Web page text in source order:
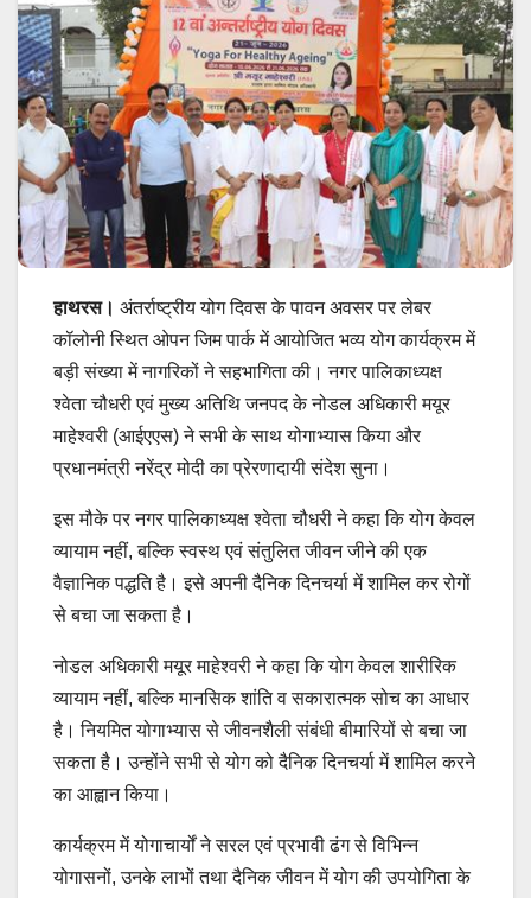
हाथरस। अंतर्राष्ट्रीय योग दिवस के पावन अवसर पर लेबर
कॉलोनी स्थित ओपन जिम पार्क में आयोजित भव्य योग कार्यक्रम में
बड़ी संख्या में नागरिकों ने सहभागिता की। नगर पालिकाध्यक्ष
श्वेता चौधरी एवं मुख्य अतिथि जनपद के नोडल अधिकारी मयूर
माहेश्वरी (आईएएस) ने सभी के साथ योगाभ्यास किया और
प्रधानमंत्री नरेंद्र मोदी का प्रेरणादायी संदेश सुना।
इस मौके पर नगर पालिकाध्यक्ष श्वेता चौधरी ने कहा कि योग केवल
व्यायाम नहीं, बल्कि स्वस्थ एवं संतुलित जीवन जीने की एक
वैज्ञानिक पद्धति है। इसे अपनी दैनिक दिनचर्या में शामिल कर रोगों
से बचा जा सकता है।
नोडल अधिकारी मयूर माहेश्वरी ने कहा कि योग केवल शारीरिक
व्यायाम नहीं, बल्कि मानसिक शांति व सकारात्मक सोच का आधार
है। नियमित योगाभ्यास से जीवनशैली संबंधी बीमारियों से बचा जा
सकता है। उन्होंने सभी से योग को दैनिक दिनचर्या में शामिल करने
का आह्वान किया।
कार्यक्रम में योगाचार्यों ने सरल एवं प्रभावी ढंग से विभिन्न
योगासनों, उनके लाभों तथा दैनिक जीवन में योग की उपयोगिता के